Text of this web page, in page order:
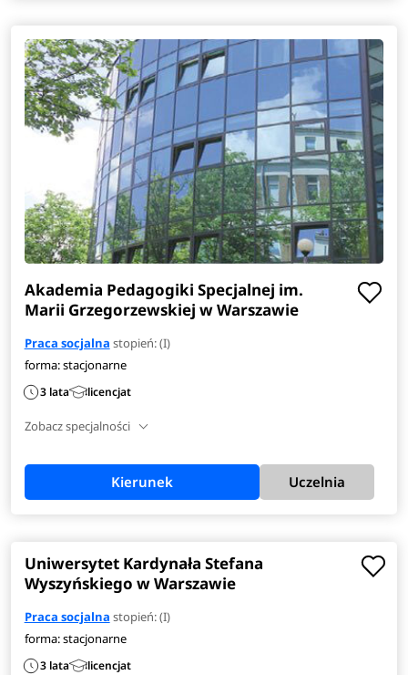
Akademia Pedagogiki Specjalnej im.
Marii Grzegorzewskiej w Warszawie
Praca socjalna stopień: (I)
forma: stacjonarne
3 lata licencjat
Zobacz specjalności
Kierunek Uczelnia
Uniwersytet Kardynała Stefana
Wyszyńskiego w Warszawie
Praca socjalna stopień: (I)
forma: stacjonarne
3 lata licencjat